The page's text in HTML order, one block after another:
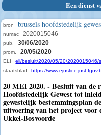
Een dienst
bron brussels hoofdstedelijk
numac 2020015046
pub. 30/06/2020
prom. 20/05/2020
ELI
eli/besluit/2020/05/20/2020015046/
staatsblad
https://
20 MEI 2020. - Besluit van de
Hoofdstedelijk Gewest tot
gewestelijk bestemmingsplan
uitvoering van het project voor
Ukkel-Bosvoorde